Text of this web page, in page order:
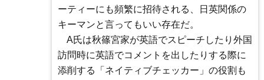
ーティーにも頻繁に招待される、日英関係の
キーマンと言ってもいい存在だ。
A氏は秋篠宮家が英語でスピーチしたり外国
訪問時に英語でコメントを出したりする際に
添削する「ネイティブチェッカー」の役割も